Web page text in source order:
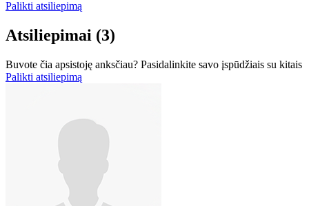
Palikti atsiliepimą
Atsiliepimai (3)
Buvote čia apsistoję anksčiau? Pasidalinkite savo įspūdžiais su kitais
Palikti atsiliepimą